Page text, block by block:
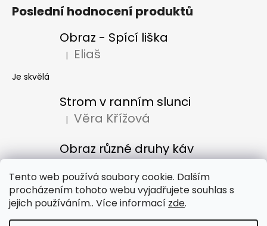
Tento web používá soubory cookie. Dalším
procházením tohoto webu vyjadřujete souhlas s
jejich používáním.. Více informací zde.
Poslední hodnocení produktů
Obraz - Spící liška
Hodnocení produktu je 5 z 5 hvězdiček.
| Eliaš
Je skvělá
Strom v ranním slunci
Hodnocení produktu je 5 z 5 hvězdiček.
| Věra Křížová
Obraz různé druhy káv
Hodnocení produktu je 5 z 5 hvězdiček.